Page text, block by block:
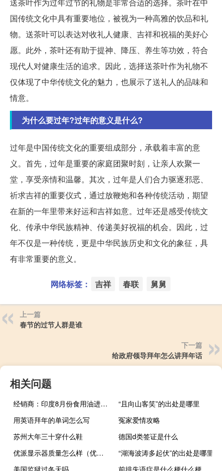
送茶叶作为过年过节的礼物是非常合适的选择。茶叶在中
国传统文化中具有重要地位，被视为一种高雅的饮品和礼
物。送茶叶可以表达对收礼人健康、吉祥和祝福的美好心
愿。此外，茶叶还有助于提神、降压、养生等功效，符合
现代人对健康生活的追求。因此，选择送茶叶作为礼物不
仅体现了中华传统文化的魅力，也展示了送礼人的品味和
情意。
为什么要过年?过年的意义是什么?
过年是中国传统文化的重要组成部分，承载着丰富的意
义。首先，过年是重要的家庭团聚时刻，让亲人欢聚一
堂，享受亲情和温馨。其次，过年是人们合力驱逐邪恶、
祈求吉祥的重要仪式，通过放鞭炮和各种传统活动，期望
在新的一年里带来好运和吉祥如意。过年还是感受传统文
化、传承中华民族精神、传递美好祝福的机会。因此，过
年不仅是一种传统，更是中华民族历史和文化的象征，具
有非常重要的意义。
网络标签： 吉祥 春联 舅舅
上一篇
春节的过节人群是谁
下一篇
给政府领导拜年怎么讲拜年话
相关问题
经销商：印度8月份食用油进口量环比增长5%达到创纪录的185万公吨；8月份棕榈油进口量环比增长3.6%达到112万公吨为9个月来最高水平
“且向山客笑”的出处是哪里
用英语拜年的单词怎么写
冤家爱情攻略
苏州大年三十穿什么鞋
德国d类签证是什么
优派显示器质量怎么样（优派显示器怎么样）
“湖海波涛多起伏”的出处是哪里